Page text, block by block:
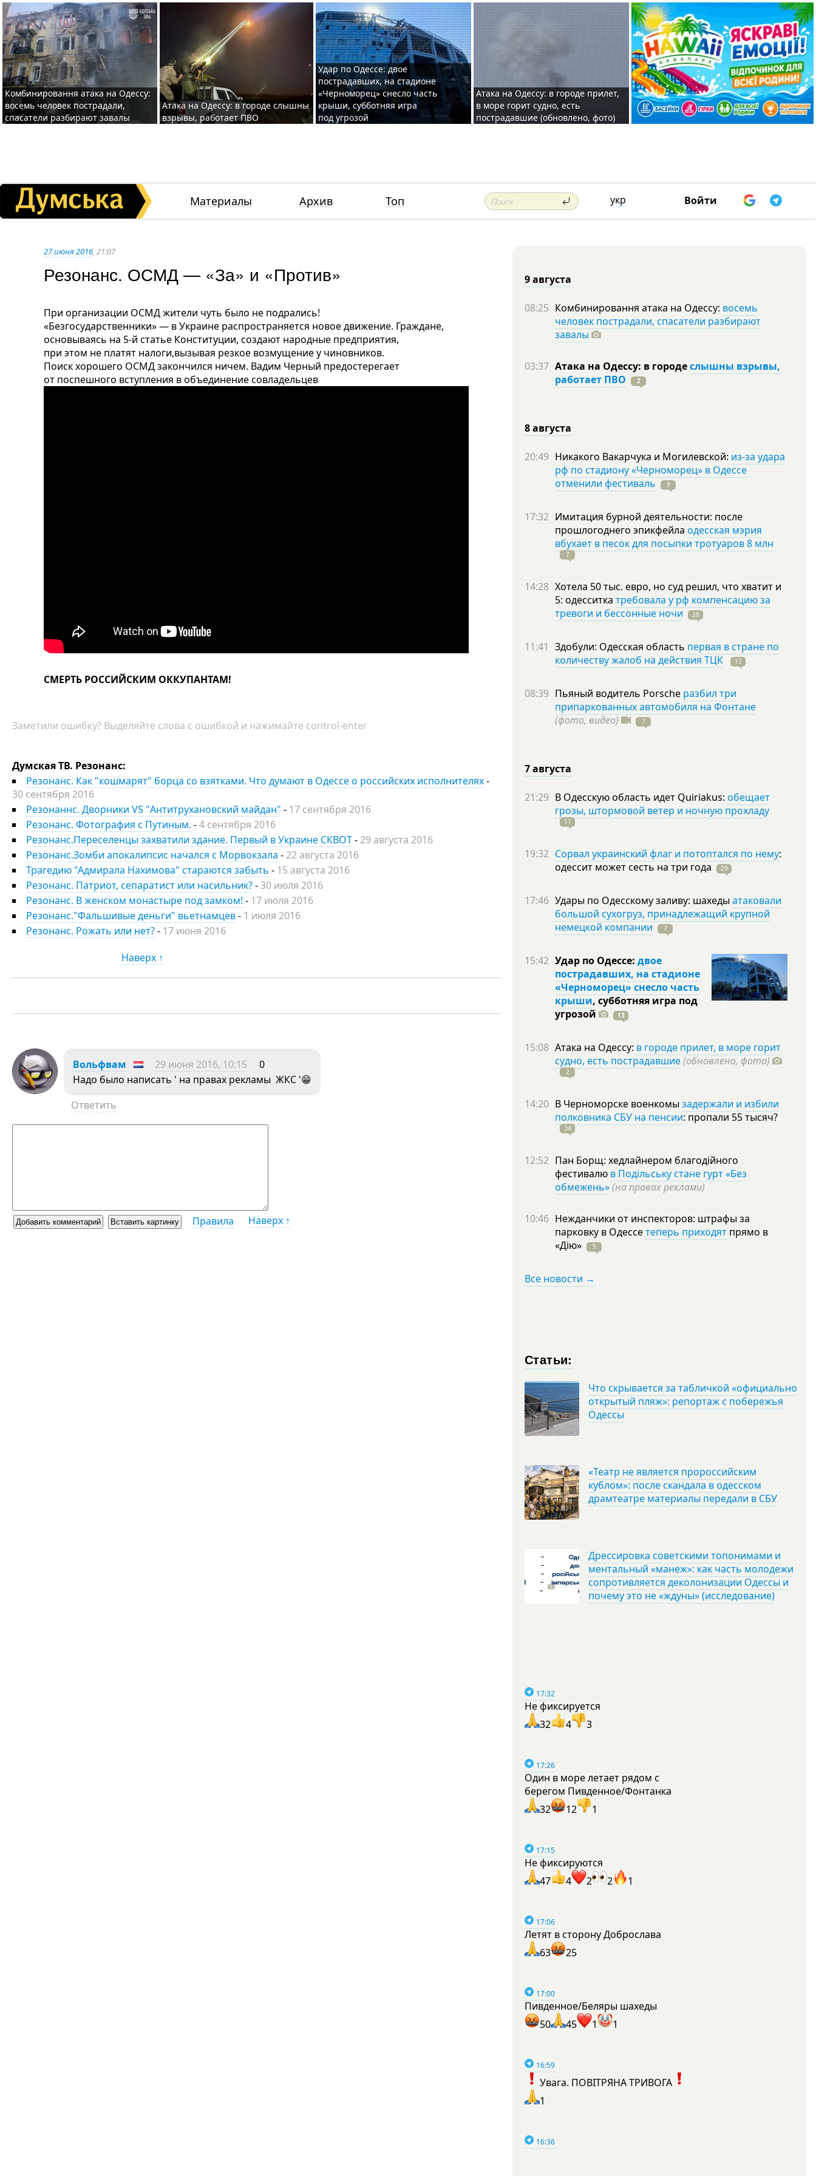
Комбинировання атака на Одессу:
восемь человек пострадали,
спасатели разбирают завалы
Атака на Одессу: в городе слышны
взрывы, работает ПВО
Удар по Одессе: двое
пострадавших, на стадионе
«Черноморец» снесло часть
крыши, субботняя игра
под угрозой
Атака на Одессу: в городе прилет,
в море горит судно, есть
пострадавшие (обновлено, фото)
Материалы Архив Топ укр Войти
27 июня 2016, 21:07
Резонанс. ОСМД — «За» и «Против»
При организации ОСМД жители чуть было не подрались!
«Безгосударственники» — в Украине распространяется новое движение. Граждане,
основываясь на 5-й статье Конституции, создают народные предприятия,
при этом не платят налоги,вызывая резкое возмущение у чиновников.
Поиск хорошего ОСМД закончился ничем. Вадим Черный предостерегает
от поспешного вступления в объединение совладельцев
СМЕРТЬ РОССИЙСКИМ ОККУПАНТАМ!
Заметили ошибку? Выделяйте слова с ошибкой и нажимайте control-enter
Думская ТВ. Резонанс:
Резонанс. Как "кошмарят" борца со взятками. Что думают в Одессе о российских исполнителях-
30 сентября 2016
Резонаннс. Дворники VS "Антитрухановский майдан" - 17 сентября 2016
Резонанс. Фотография с Путиным. -4 сентября 2016
Резонанс.Переселенцы захватили здание. Первый в Украине СКВОТ- 29 августа 2016
Резонанс.Зомби апокалипсис начался с Морвокзала - 22 августа 2016
Трагедию "Адмирала Нахимова" стараются забыть - 15 августа 2016
Резонанс. Патриот, сепаратист или насильник?-30 июля 2016
Резонанс. В женском монастыре под замком! - 17 июля 2016
Резонанс."Фальшивые деньги" вьетнамцев- 1 июля 2016
Резонанс. Рожать или нет?- 17 июня 2016
Наверх ↑
Вольфвам 29 июня 2016, 10:15
0
Надо было написать ' на правах рекламы ЖКС '😁
Ответить
Правила Наверх ↑
9 августа
08:25 Комбинировання атака на Одессу: восемь
человек пострадали, спасатели разбирают
завалы
03:37 Атака на Одессу: в городеслышны взрывы,
работает ПВО
2
8 августа
20:49 Никакого Вакарчука и Могилевской: из-за удара
рф по стадиону «Черноморец» в Одессе
отменили фестиваль
9
17:32 Имитация бурной деятельности: после
прошлогоднего эпикфейла одесская мэрия
вбухает в песок для посыпки тротуаров 8 млн
7
14:28 Хотела 50 тыс. евро, но суд решил, что хватит и
5: одесситка требовала у рф компенсацию за
тревоги и бессонные ночи
28
11:41 Здобули: Одесская область первая в стране по
количеству жалоб на действия ТЦК
12
08:39 Пьяный водитель Porsche разбил три
припаркованных автомобиля на Фонтане
(фото, видео)
7
7 августа
21:29 В Одесскую область идет Quiriakus: обещает
грозы, штормовой ветер и ночную прохладу
11
19:32 Сорвал украинский флаг и потоптался по нему:
одессит может сесть на три года 29
17:46 Удары по Одесскому заливу: шахеды атаковали
большой сухогруз, принадлежащий крупной
немецкой компании
7
15:42 Удар по Одессе: двое
пострадавших, на стадионе
«Черноморец» снесло часть
крыши, субботняя игра под
угрозой
13
15:08 Атака на Одессу: в городе прилет, в море горит
судно, есть пострадавшие(обновлено, фото)
2
14:20 В Черноморске военкомы задержали и избили
полковника СБУ на пенсии: пропали 55тысяч?
34
12:52 Пан Борщ: хедлайнером благодійного
фестивалю в Подільську стане гурт «Без
обмежень»(на правах реклами)
10:46 Нежданчики от инспекторов: штрафы за
парковку в Одессетеперь приходят прямо в
«Дію»
5
Все новости →
Статьи:
Что скрывается за табличкой «официально
открытый пляж»: репортаж с побережья
Одессы
«Театр не является пророссийским
кублом»: после скандала в одесском
драмтеатре материалы передали в СБУ
Дрессировка советскими топонимами и
ментальный «манеж»: как часть молодежи
сопротивляется деколонизации Одессы и
почему это не «ждуны» (исследование)
17:32
Не фиксируется
32
4 3
17:26
Один в море летает рядом с
берегом Пивденное/Фонтанка
32
12 1
17:15
Не фиксируются
47
4 2 2 1
17:06
Летят в сторону Доброслава
63
25
17:00
Пивденное/Беляры шахеды
50
45 1 1
16:59
Увага. ПОВІТРЯНА ТРИВОГА
1
16:36